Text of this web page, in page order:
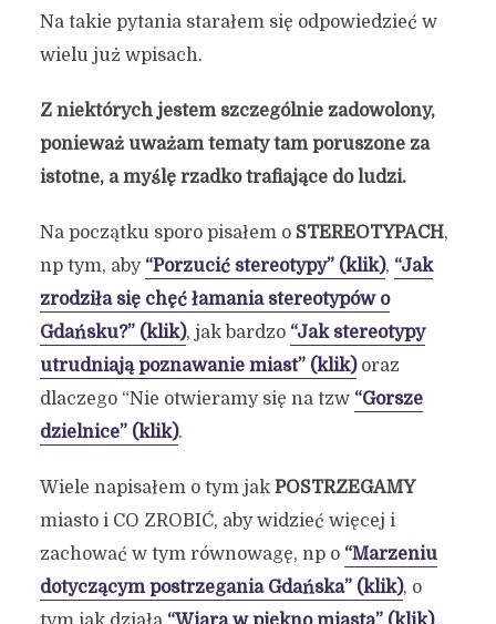
Na takie pytania starałem się odpowiedzieć w
wielu już wpisach.
Z niektórych jestem szczególnie zadowolony,
ponieważ uważam tematy tam poruszone za
istotne, a myślę rzadko trafiające do ludzi.
Na początku sporo pisałem o STEREOTYPACH,
np tym, aby “Porzucić stereotypy” (klik), “Jak
zrodziła się chęć łamania stereotypów o
Gdańsku?” (klik), jak bardzo “Jak stereotypy
utrudniają poznawanie miast” (klik)oraz
dlaczego “Nie otwieramy się na tzw “Gorsze
dzielnice” (klik).
Wiele napisałem o tym jak POSTRZEGAMY
miasto i CO ZROBIĆ, aby widzieć więcej i
zachować w tym równowagę, np o “Marzeniu
dotyczącym postrzegania Gdańska” (klik), o